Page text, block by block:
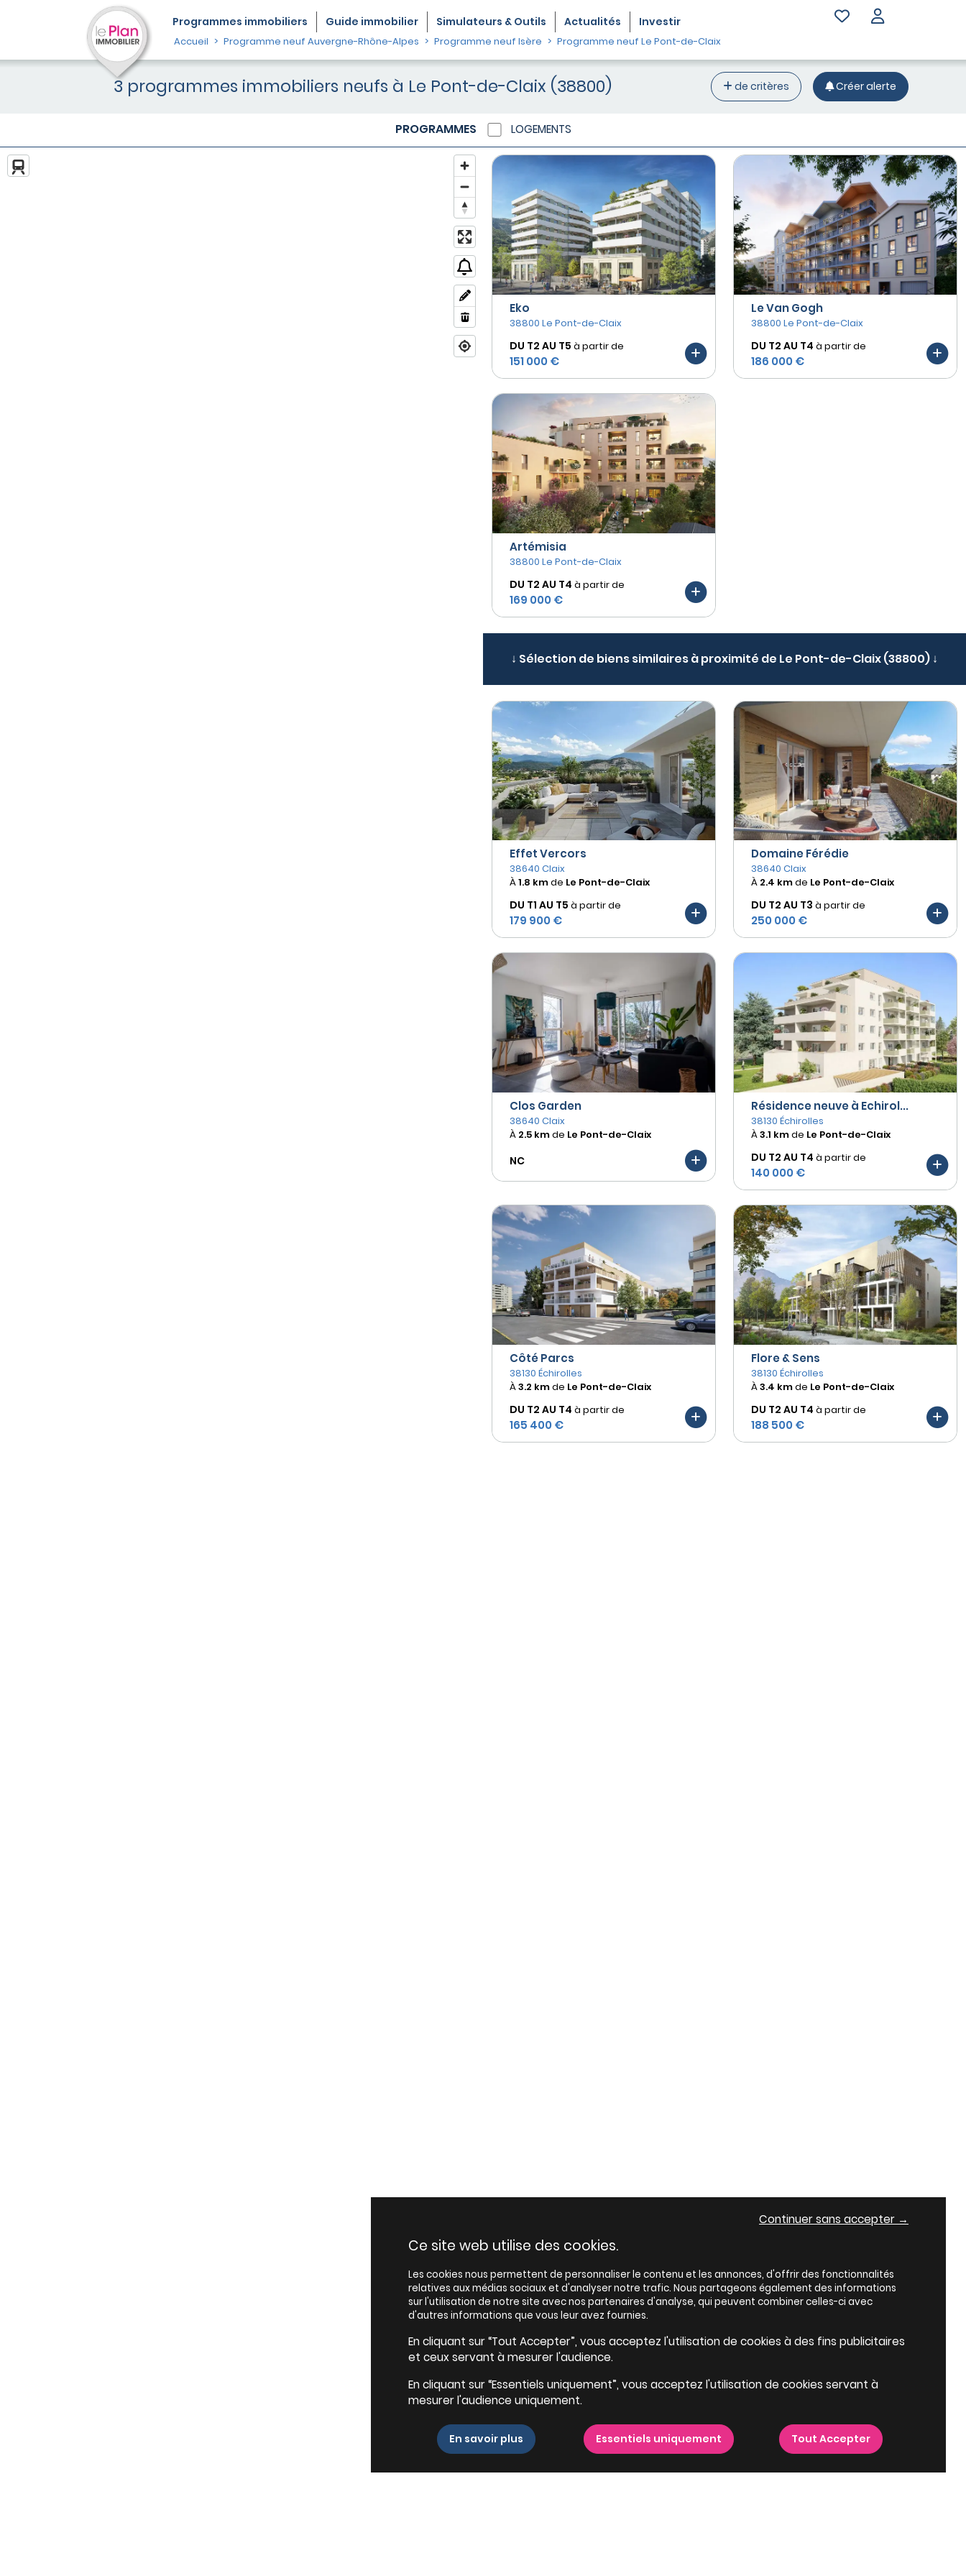
Programmes immobiliers Guide immobilier Simulateurs & Outils Actualités Investir
Accueil Programme neuf Auvergne-Rhône-Alpes Programme neuf Isère Programme neuf Le Pont-de-Claix
3 programmes immobiliers neufs à Le Pont-de-Claix (38800) de critères Créer alerte
PROGRAMMES LOGEMENTS
Eko
38800 Le Pont-de-Claix
DU T2 AU T5 à partir de
151 000 €
Le Van Gogh
38800 Le Pont-de-Claix
DU T2 AU T4 à partir de
186 000 €
Artémisia
38800 Le Pont-de-Claix
DU T2 AU T4 à partir de
169 000 €
↓ Sélection de biens similaires à proximité de Le Pont-de-Claix (38800) ↓
Effet Vercors
38640 Claix
À1.8 kmde Le Pont-de-Claix
DU T1 AU T5 à partir de
179 900 €
Domaine Férédie
38640 Claix
À 2.4 kmde Le Pont-de-Claix
DU T2 AU T3 à partir de
250 000 €
Clos Garden
38640 Claix
À 2.5 kmde Le Pont-de-Claix
NC
Résidence neuve à Echirol...
38130 Échirolles
À3.1 kmde Le Pont-de-Claix
DU T2 AU T4 à partir de
140 000 €
Côté Parcs
38130 Échirolles
À3.2 kmde Le Pont-de-Claix
DU T2 AU T4 à partir de
165 400 €
Flore & Sens
38130 Échirolles
À3.4 kmde Le Pont-de-Claix
DU T2 AU T4 à partir de
188 500 €
Continuer sans accepter →
Ce site web utilise des cookies.
Les cookies nous permettent de personnaliser le contenu et les annonces, d'offrir des fonctionnalités
relatives aux médias sociaux et d'analyser notre trafic. Nous partageons également des informations
sur l'utilisation de notre site avec nos partenaires d'analyse, qui peuvent combiner celles-ci avec
d'autres informations que vous leur avez fournies.
En cliquant sur “Tout Accepter”, vous acceptez l'utilisation de cookies à des fins publicitaires
et ceux servant à mesurer l'audience.
En cliquant sur “Essentiels uniquement”, vous acceptez l'utilisation de cookies servant à
mesurer l'audience uniquement.
En savoir plus Essentiels uniquement Tout Accepter